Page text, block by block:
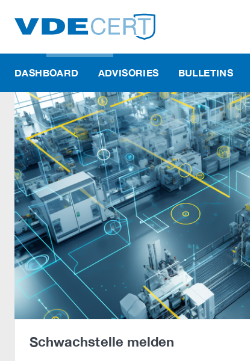
DASHBOARD ADVISORIES BULLETINS
Schwachstelle melden